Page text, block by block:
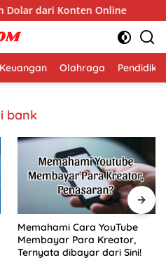
dari Konten Online
Keuangan Olahraga
bank
Memahami Cara YouTube
Membayar Para Kreator,
Ternyata dibayar dari Sini!